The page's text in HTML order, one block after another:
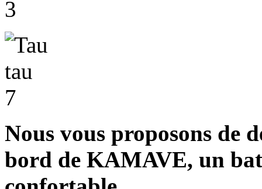
Nous vous proposons de
bord de KAMAVE, un